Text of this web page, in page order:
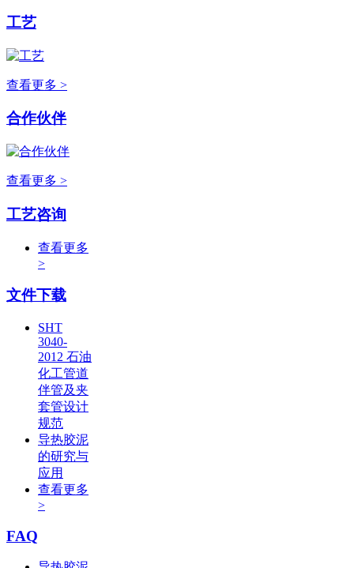
工艺
查看更多 >
合作伙伴
查看更多 >
工艺咨询
查看更多
>
文件下载
SHT
3040-
2012 石油
化工管道
伴管及夹
套管设计
规范
导热胶泥
的研究与
应用
查看更多
>
FAQ